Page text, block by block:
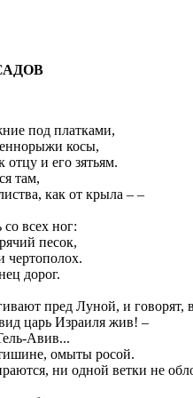
под платками,
косы,
и его зятьям.
там,
как от крыла – –
всех ног:
песок,
чертополох.
дорог.
пред Луной, и говорят,
царь Израиля жив! –
Авив...
омыты росой.
ни одной ветки не